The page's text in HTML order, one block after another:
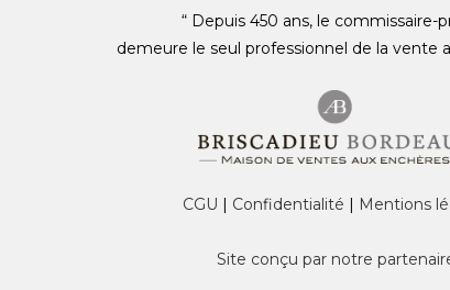
“ Depuis 450 ans, le commissaire-
demeure le seul professionnel de la vente
CGU | Confidentialité | Mentions
Site conçu par notre